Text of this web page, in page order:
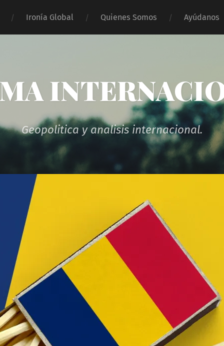
Ironía Global Quienes Somos Ayúdanos
Geopolitica y analisis internacional.